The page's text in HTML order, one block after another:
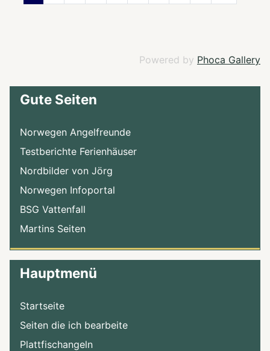
Gute Seiten
Norwegen Angelfreunde
Testberichte Ferienhäuser
Nordbilder von Jörg
Norwegen Infoportal
BSG Vattenfall
Martins Seiten
Hauptmenü
Startseite
Seiten die ich bearbeite
Plattfischangeln
Powered by Phoca Gallery